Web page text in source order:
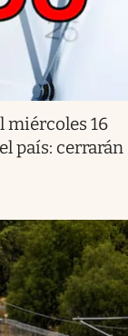
miércoles 16
país: cerrarán